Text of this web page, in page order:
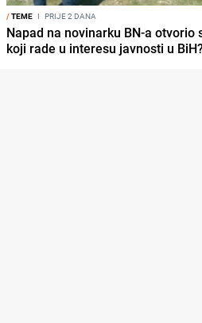
/TEME I PRIJE 2 DANA
Napad na novinarku BN-a otvorio
koji rade u interesu javnosti u